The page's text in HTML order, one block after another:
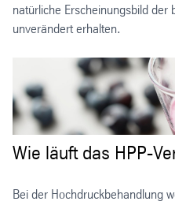
natürliche Erscheinungsbild der
unverändert erhalten.
Wie läuft das HPP-
Bei der Hochdruckbehandlung